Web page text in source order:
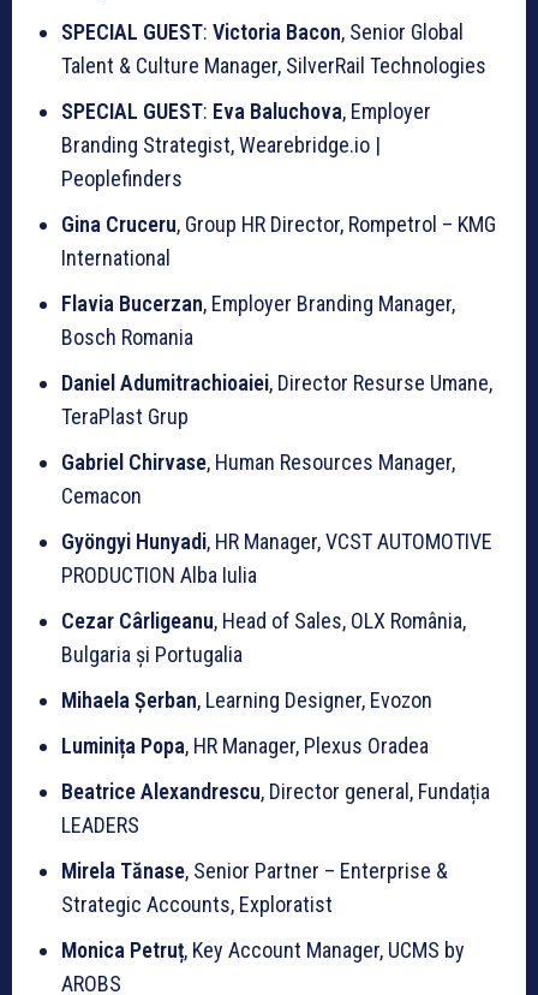
SPECIAL GUEST: Victoria Bacon, Senior Global
Talent & Culture Manager, SilverRail Technologies
SPECIAL GUEST: Eva Baluchova, Employer
Branding Strategist, Wearebridge.io |
Peoplefinders
Gina Cruceru, Group HR Director, Rompetrol – KMG
International
Flavia Bucerzan, Employer Branding Manager,
Bosch Romania
Daniel Adumitrachioaiei, Director Resurse Umane,
TeraPlast Grup
Gabriel Chirvase, Human Resources Manager,
Cemacon
Gyöngyi Hunyadi, HR Manager, VCST AUTOMOTIVE
PRODUCTION Alba Iulia
Cezar Cârligeanu, Head of Sales, OLX România,
Bulgaria și Portugalia
Mihaela Șerban, Learning Designer, Evozon
Luminița Popa, HR Manager, Plexus Oradea
Beatrice Alexandrescu, Director general, Fundația
LEADERS
Mirela Tănase, Senior Partner – Enterprise &
Strategic Accounts, Exploratist
Monica Petruț, Key Account Manager, UCMS by
AROBS